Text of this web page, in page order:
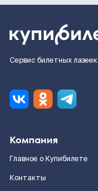
Сервис билетных лазеек
Компания
Главное о Купибилете
Контакты